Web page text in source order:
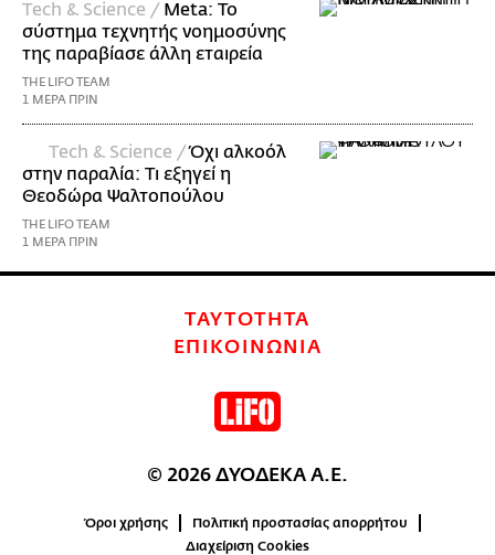
Τech & Science / Meta: Το
σύστημα τεχνητής νοημοσύνης
της παραβίασε άλλη εταιρεία
THE LIFO TEAM
1 ΜΕΡΑ ΠΡΙΝ
Τech & Science /Όχι αλκοόλ
στην παραλία: Τι εξηγεί η
Θεοδώρα Ψαλτοπούλου
THE LIFO TEAM
1 ΜΕΡΑ ΠΡΙΝ
ΤΑΥΤΟΤΗΤΑ
ΕΠΙΚΟΙΝΩΝΙΑ
© 2026 ΔΥΟΔΕΚΑ Α.Ε.
Όροι χρήσης
Πολιτική προστασίας απορρήτου
Διαχείριση Cookies